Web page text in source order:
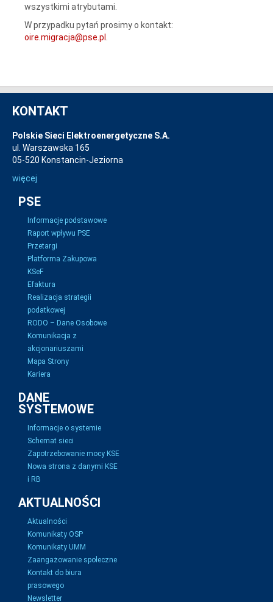
wszystkimi atrybutami.
W przypadku pytań prosimy o kontakt:
oire.migracja@pse.pl
KONTAKT
Polskie Sieci Elektroenergetyczne S.A.
ul. Warszawska 165
05-520 Konstancin-Jeziorna
więcej
PSE
Informacje podstawowe
Raport wpływu PSE
Przetargi
Platforma Zakupowa
KSeF
Efaktura
Realizacja strategii
podatkowej
RODO – Dane Osobowe
Komunikacja z
akcjonariuszami
Mapa Strony
Kariera
DANE
SYSTEMOWE
Informacje o systemie
Schemat sieci
Zapotrzebowanie mocy KSE
Nowa strona z danymi KSE
i RB
AKTUALNOŚCI
Aktualności
Komunikaty OSP
Komunikaty UMM
Zaangażowanie społeczne
Kontakt do biura
prasowego
Newsletter